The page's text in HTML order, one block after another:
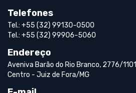
Telefones
Tel.: +55 (32) 99130-0500
Tel.: +55 (32) 99906-5060
Endereço
Aveniva Barão do Rio Branco, 2776/1101
Centro - Juiz de Fora/MG